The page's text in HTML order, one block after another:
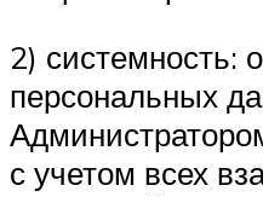
2) системность:
персональных
с учетом всех